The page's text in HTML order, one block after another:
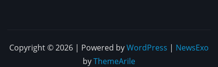
Copyright © 2026 | Powered byWordPress | NewsExo
byThemeArile